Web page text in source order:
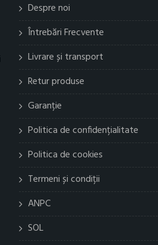
Despre noi
Întrebări Frecvente
Livrare și transport
Retur produse
Garanție
Politica de confidențialitate
Politica de cookies
Termeni și condiții
ANPC
SOL